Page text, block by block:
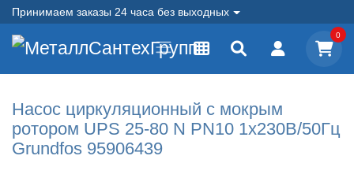
Принимаем заказы 24 часа без выходных
0
Насос циркуляционный с мокрым
ротором UPS 25-80 N PN10 1х230В/50Гц
Grundfos 95906439